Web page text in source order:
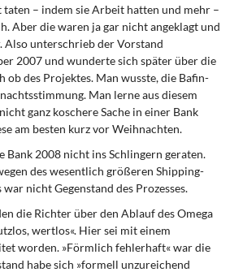
taten – indem sie Arbeit hatten und mehr –
Aber die waren ja gar nicht angeklagt und
Also unterschrieb der Vorstand
2007 und wunderte sich später über die
ob des Projektes. Man wusste, die Bafin-
Man lerne aus diesem
ganz koschere Sache in einer Bank
am besten kurz vor Weihnachten.
Bank 2008 nicht ins Schlingern geraten.
des wesentlich größeren Shipping-
nicht Gegenstand des Prozesses.
die Richter über den Ablauf des Omega
wertlos«. Hier sei mit einem
worden. »Förmlich fehlerhaft« war die
habe sich »formell unzureichend